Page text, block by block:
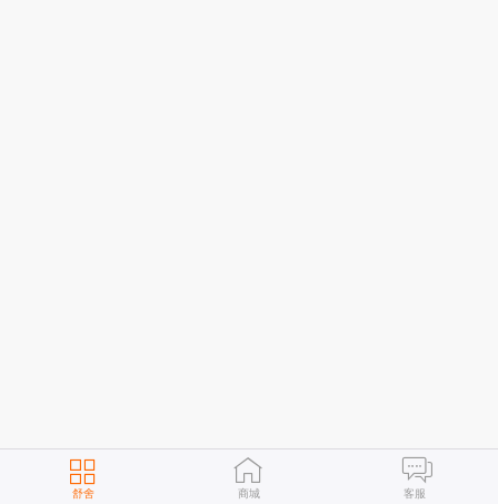
舒舍 商城 客服